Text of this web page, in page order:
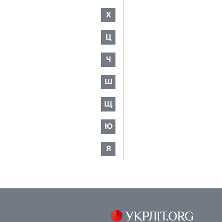
Х
Ц
Ч
Ш
Щ
Ю
Я